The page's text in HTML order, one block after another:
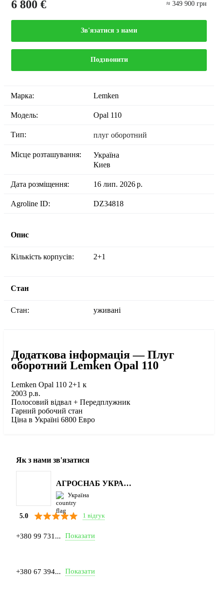
6 800 € ≈ 349 900 грн
Зв'язатися з нами
Подзвонити
Марка: Lemken
Модель: Opal 110
Тип: плуг оборотний
Місце розташування:
Україна
Киев
Дата розміщення: 16 лип. 2026 р.
Agroline ID: DZ34818
Опис
Кількість корпусів: 2+1
Стан
Стан: уживані
Додаткова інформація — Плуг
оборотний Lemken Opal 110
Lemken Opal 110 2+1 к
2003 р.в.
Полосовий відвал + Передплужник
Гарний робочий стан
Ціна в Україні 6800 Евро
Як з нами зв'язатися
АГРОСНАБ УКРАЇНА
Україна
5.0 1 відгук
+380 99 731... Показати
+380 67 394... Показати